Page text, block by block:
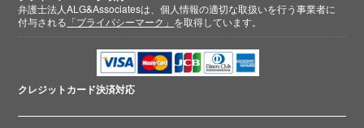
弁護士法人ALG&Associatesは、個人情報の適切な取扱いを行う事業者に
付与される 「プライバシーマーク」 を取得しています。
クレジットカード決済対応